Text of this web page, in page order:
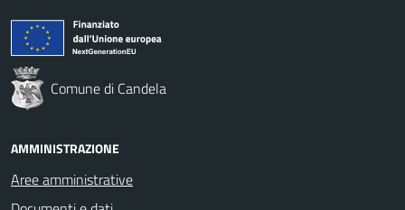
Comune di Candela
AMMINISTRAZIONE
Aree amministrative